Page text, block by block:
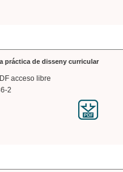
práctica de disseny curricular
acceso libre
2